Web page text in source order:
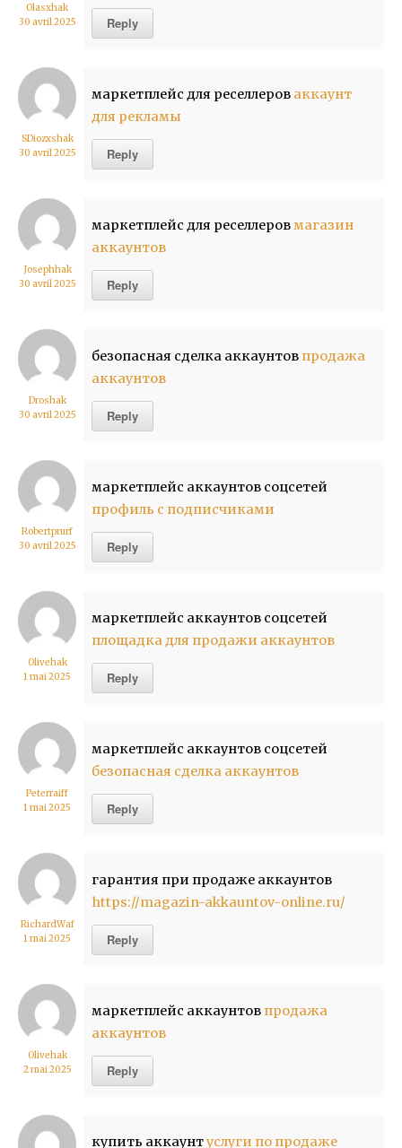
Olasxhak
30 avril 2025
Reply
SDiozxshak
30 avril 2025
маркетплейс для реселлеров аккаунт
для рекламы
Reply
Josephhak
30 avril 2025
маркетплейс для реселлеровмагазин
аккаунтов
Reply
Droshak
30 avril 2025
безопасная сделка аккаунтов продажа
аккаунтов
Reply
Robertprurf
30 avril 2025
маркетплейс аккаунтов соцсетей
профиль с подписчиками
Reply
Olivehak
1 mai 2025
маркетплейс аккаунтов соцсетей
площадка для продажи аккаунтов
Reply
Peterraiff
1 mai 2025
маркетплейс аккаунтов соцсетей
безопасная сделка аккаунтов
Reply
RichardWaf
1 mai 2025
гарантия при продаже аккаунтов
https://magazin-akkauntov-online.ru/
Reply
Olivehak
2 mai 2025
маркетплейс аккаунтов продажа
аккаунтов
Reply
купить аккаунтуслуги по продаже